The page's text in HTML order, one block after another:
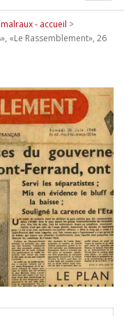
- accueil >
«Le Rassemblement», 26